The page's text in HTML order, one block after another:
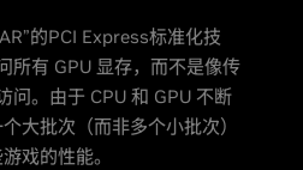
的PCI Express标准化技
所有 GPU 显存，而不是像传
问。由于 CPU 和 GPU 不断
大批次（而非多个小批次）
戏的性能。